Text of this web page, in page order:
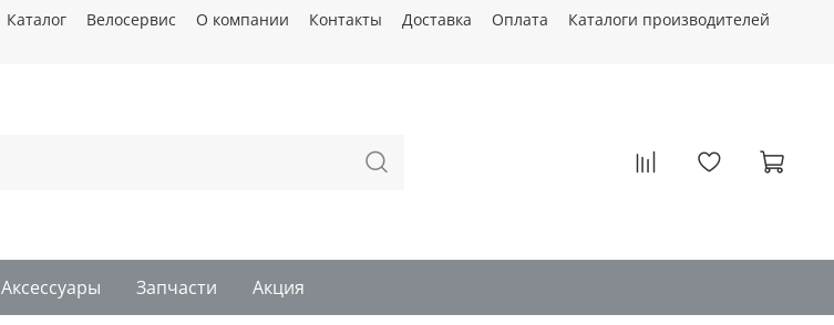
Каталог Велосервис О компании Контакты Доставка Оплата Каталоги производителей
Аксессуары Запчасти Акция